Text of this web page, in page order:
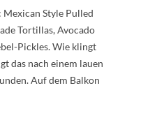
Mexican Style Pulled
Tortillas, Avocado
Pickles. Wie klingt
das nach einem lauen
Auf dem Balkon